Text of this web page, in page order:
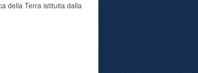
della Terra istituita dalla